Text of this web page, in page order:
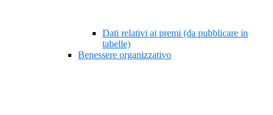
Dati relativi ai premi (da pubblicare in
tabelle)
Benessere organizzativo